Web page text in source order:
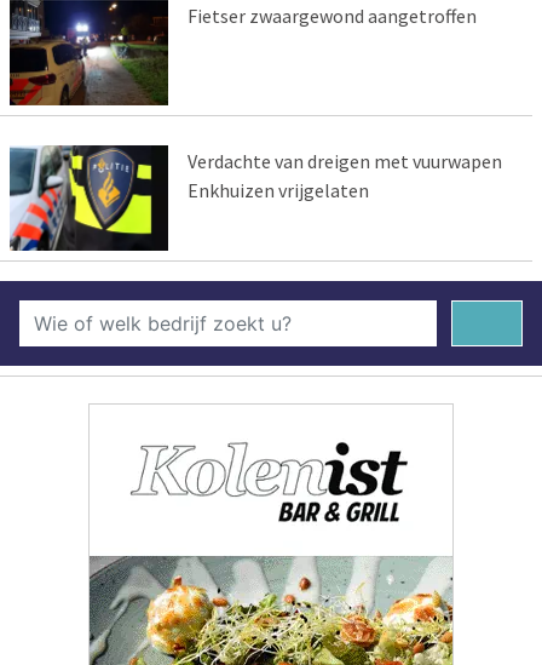
Fietser zwaargewond aangetroffen
Verdachte van dreigen met vuurwapen
Enkhuizen vrijgelaten